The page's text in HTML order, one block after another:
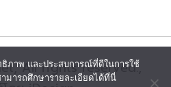
All rights reserved.,
ภาพ และประสบการณ์ที่ดีในการใช้
ารถศึกษารายละเอียดได้ที่นี่